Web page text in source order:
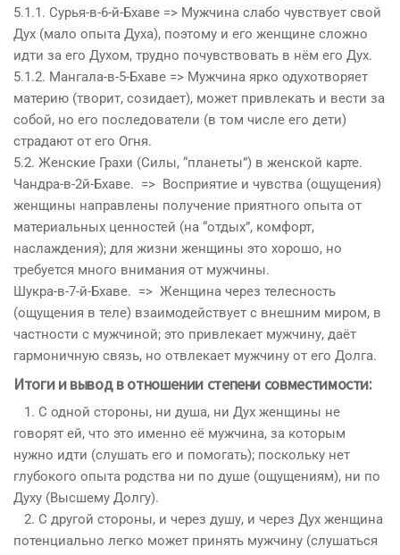
5.1.1. Сурья-в-6-й-Бхаве => Мужчина слабо чувствует свой
Дух (мало опыта Духа), поэтому и его женщине сложно
идти за его Духом, трудно почувствовать в нём его Дух.
5.1.2. Мангала-в-5-Бхаве => Мужчина ярко одухотворяет
материю (творит, созидает), может привлекать и вести за
собой, но его последователи (в том числе его дети)
страдают от его Огня.
5.2. Женские Грахи (Силы, “планеты”) в женской карте.
Чандра-в-2й-Бхаве. => Восприятие и чувства (ощущения)
женщины направлены получение приятного опыта от
материальных ценностей (на “отдых”, комфорт,
наслаждения); для жизни женщины это хорошо, но
требуется много внимания от мужчины.
Шукра-в-7-й-Бхаве. => Женщина через телесность
(ощущения в теле) взаимодействует с внешним миром, в
частности с мужчиной; это привлекает мужчину, даёт
гармоничную связь, но отвлекает мужчину от его Долга.
Итоги и вывод в отношении степени совместимости:
1. С одной стороны, ни душа, ни Дух женщины не
говорят ей, что это именно её мужчина, за которым
нужно идти (слушать его и помогать); поскольку нет
глубокого опыта родства ни по душе (ощущениям), ни по
Духу (Высшему Долгу).
2. С другой стороны, и через душу, и через Дух женщина
потенциально легко может принять мужчину (слушаться